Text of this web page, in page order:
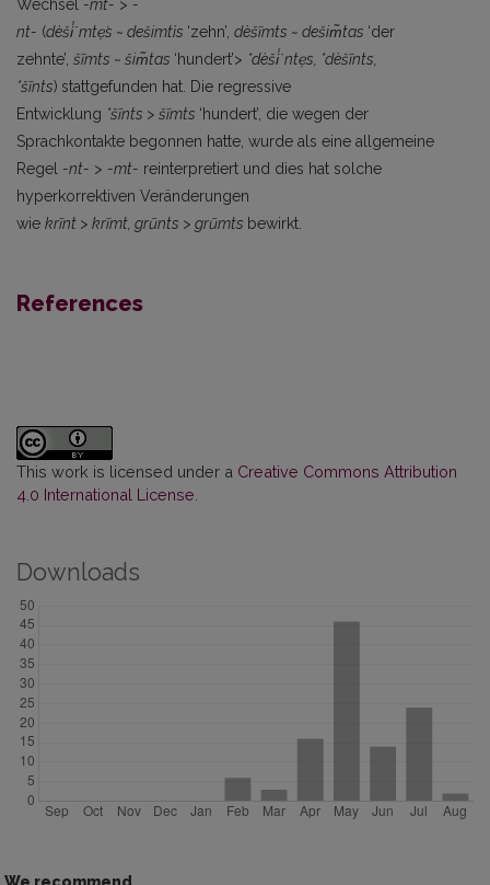
Wechsel -mt- > -
nt- (dèši̾˙mtẹ̀s ~ dešimtìs ‘zehn’, dèšĩmts ~ dešim̃tas ‘der
zehnte’, šĩmts ~ šim̃tas ‘hundert’> *dèši̾˙ntẹs, *dèšĩnts,
*šĩnts) stattgefunden hat. Die regressive
Entwicklung *šĩnts > šĩmts ‘hundert’, die wegen der
Sprachkontakte begonnen hatte, wurde als eine allgemeine
Regel -nt- > -mt- reinterpretiert und dies hat solche
hyperkorrektiven Veränderungen
wie krĩnt > krĩmt, grũnts > grũmts bewirkt.
References
This work is licensed under a Creative Commons Attribution
4.0 International License
Downloads
We recommend